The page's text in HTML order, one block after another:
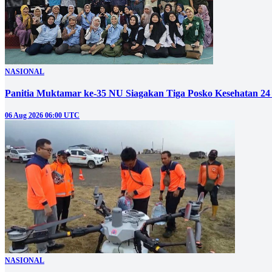
NASIONAL
Panitia Muktamar ke-35 NU Siagakan Tiga Posko Kesehatan 24
06 Aug 2026 06:00 UTC
NASIONAL